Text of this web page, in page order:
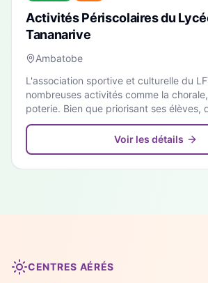
Activités Périscolaires du
Tananarive
Ambatobe
L'association sportive et culturelle du
nombreuses activités comme la
poterie. Bien que priorisant ses élèves,
peuvent être disponibles pour les
Voir les détails
CENTRES AÉRÉS